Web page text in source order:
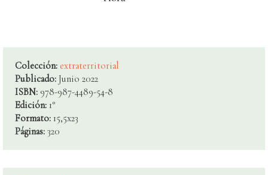
Colección: extraterritorial
Publicado: Junio 2022
ISBN: 978-987-4489-54-8
Edición: 1°
Formato: 15,5x23
Páginas: 320